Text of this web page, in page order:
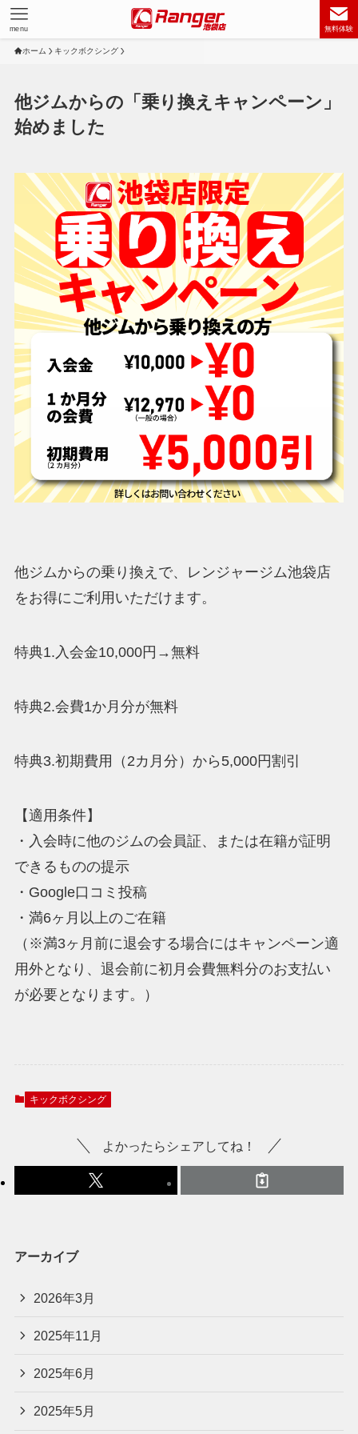
無料体験
menu
ホーム キックボクシング
他ジムからの「乗り換えキャンペーン」
始めました
他ジムからの乗り換えで、レンジャージム池袋店
をお得にご利用いただけます。
特典1.入会金10,000円→無料
特典2.会費1か月分が無料
特典3.初期費用（2カ月分）から5,000円割引
【適用条件】
・入会時に他のジムの会員証、または在籍が証明
できるものの提示
・Google口コミ投稿
・満6ヶ月以上のご在籍
（※満3ヶ月前に退会する場合にはキャンペーン適
用外となり、退会前に初月会費無料分のお支払い
が必要となります。）
キックボクシング
よかったらシェアしてね！
アーカイブ
2026年3月
2025年11月
2025年6月
2025年5月